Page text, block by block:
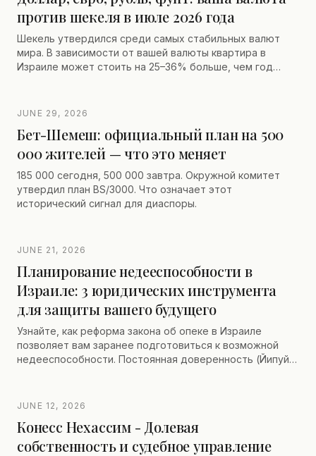
и продажи имущества.
против шекеля в июле 2026 года
Шекель утвердился среди самых стабильных валют
мира. В зависимости от вашей валюты квартира в
Израиле может стоить на 25–36% больше, чем год
JUNE 29, 2026
Бет-Шемеш: официальный план на 500
000 жителей — что это меняет
185 000 сегодня, 500 000 завтра. Окружной комитет
утвердил план BS/3000. Что означает этот
исторический сигнал для диаспоры.
JUNE 21, 2026
Планирование недееспособности в
Израиле: 3 юридических инструмента
для защиты вашего будущего
Узнайте, как реформа закона об опеке в Израиле
позволяет вам заранее подготовиться к возможной
недееспособности. Постоянная доверенность (Йипуй
самостоятельности и ваших близких
JUNE 12, 2026
Конесс Нехассим - Долевая
собственность и судебное управление